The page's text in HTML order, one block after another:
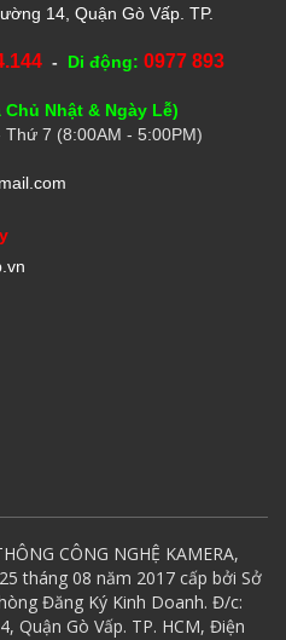
14, Quận Gò Vấp. TP.
- Di động: 0977 893
Chủ Nhật & Ngày Lễ)
Thứ 7 (8:00AM - 5:00PM)
CÔNG NGHỆ KAMERA,
tháng 08 năm 2017 cấp bởi Sở
Đăng Ký Kinh Doanh. Đ/c:
Quận Gò Vấp. TP. HCM, Điện